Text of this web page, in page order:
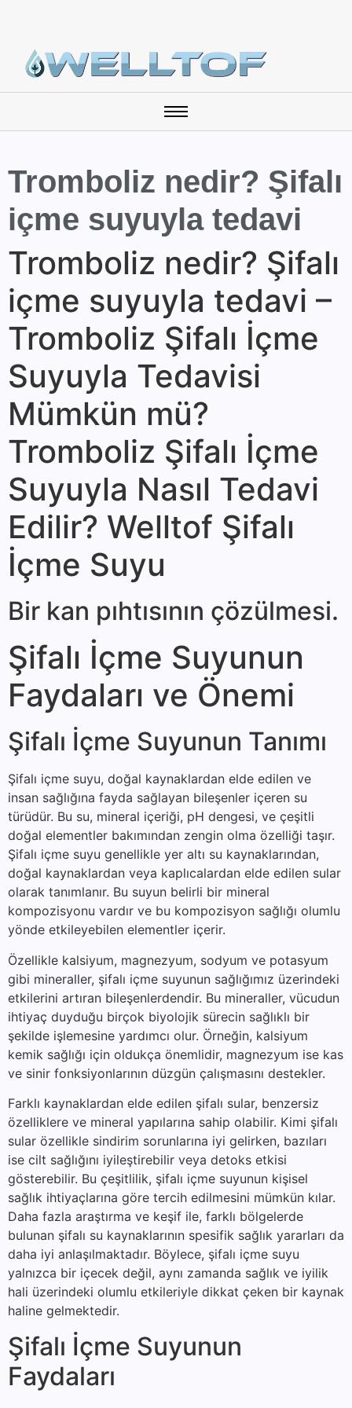
Tromboliz nedir? Şifalı
içme suyuyla tedavi
Tromboliz nedir? Şifalı
içme suyuyla tedavi –
Tromboliz Şifalı İçme
Suyuyla Tedavisi
Mümkün mü?
Tromboliz Şifalı İçme
Suyuyla Nasıl Tedavi
Edilir? Welltof Şifalı
İçme Suyu
Bir kan pıhtısı­nın çözülmesi.
Şifalı İçme Suyunun
Faydaları ve Önemi
Şifalı İçme Suyunun Tanımı
Şifalı içme suyu, doğal kaynaklardan elde edilen ve
insan sağlığına fayda sağlayan bileşenler içeren su
türüdür. Bu su, mineral içeriği, pH dengesi, ve çeşitli
doğal elementler bakımından zengin olma özelliği taşır.
Şifalı içme suyu genellikle yer altı su kaynaklarından,
doğal kaynaklardan veya kaplıcalardan elde edilen sular
olarak tanımlanır. Bu suyun belirli bir mineral
kompozisyonu vardır ve bu kompozisyon sağlığı olumlu
yönde etkileyebilen elementler içerir.
Özellikle kalsiyum, magnezyum, sodyum ve potasyum
gibi mineraller, şifalı içme suyunun sağlığımız üzerindeki
etkilerini artıran bileşenlerdendir. Bu mineraller, vücudun
ihtiyaç duyduğu birçok biyolojik sürecin sağlıklı bir
şekilde işlemesine yardımcı olur. Örneğin, kalsiyum
kemik sağlığı için oldukça önemlidir, magnezyum ise kas
ve sinir fonksiyonlarının düzgün çalışmasını destekler.
Farklı kaynaklardan elde edilen şifalı sular, benzersiz
özelliklere ve mineral yapılarına sahip olabilir. Kimi şifalı
sular özellikle sindirim sorunlarına iyi gelirken, bazıları
ise cilt sağlığını iyileştirebilir veya detoks etkisi
gösterebilir. Bu çeşitlilik, şifalı içme suyunun kişisel
sağlık ihtiyaçlarına göre tercih edilmesini mümkün kılar.
Daha fazla araştırma ve keşif ile, farklı bölgelerde
bulunan şifalı su kaynaklarının spesifik sağlık yararları da
daha iyi anlaşılmaktadır. Böylece, şifalı içme suyu
yalnızca bir içecek değil, aynı zamanda sağlık ve iyilik
hali üzerindeki olumlu etkileriyle dikkat çeken bir kaynak
haline gelmektedir.
Şifalı İçme Suyunun
Faydaları